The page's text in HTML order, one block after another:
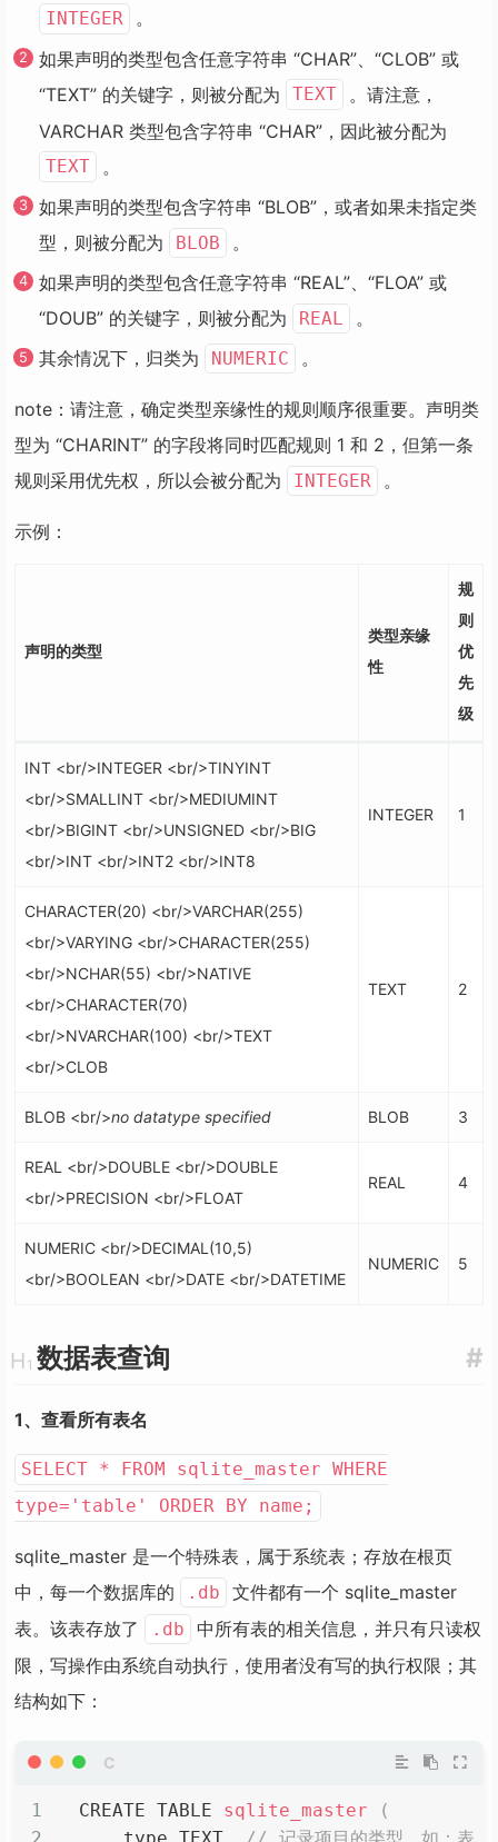
INTEGER
。
如果声明的类型包含任意字符串 “CHAR”、“CLOB” 或
“TEXT” 的关键字，则被分配为
TEXT
。请注意，
VARCHAR 类型包含字符串 “CHAR”，因此被分配为
TEXT
。
如果声明的类型包含字符串 “BLOB”，或者如果未指定类
型，则被分配为
BLOB
。
如果声明的类型包含任意字符串 “REAL”、“FLOA” 或
“DOUB” 的关键字，则被分配为
REAL
。
其余情况下，归类为
NUMERIC 。
note：请注意，确定类型亲缘性的规则顺序很重要。声明类
型为 “CHARINT” 的字段将同时匹配规则 1 和 2，但第一条
规则采用优先权，所以会被分配为
INTEGER 。
示例：
声明的类型
类型亲缘
性
规
则
优
先
级
INT <br/>INTEGER <br/>TINYINT
<br/>SMALLINT <br/>MEDIUMINT
<br/>BIGINT <br/>UNSIGNED <br/>BIG
<br/>INT <br/>INT2 <br/>INT8
INTEGER 1
CHARACTER(20) <br/>VARCHAR(255)
<br/>VARYING <br/>CHARACTER(255)
<br/>NCHAR(55) <br/>NATIVE
<br/>CHARACTER(70)
<br/>NVARCHAR(100) <br/>TEXT
<br/>CLOB
TEXT 2
BLOB <br/>no datatype specified BLOB 3
REAL <br/>DOUBLE <br/>DOUBLE
<br/>PRECISION <br/>FLOAT
REAL 4
NUMERIC <br/>DECIMAL(10,5)
<br/>BOOLEAN <br/>DATE <br/>DATETIME
NUMERIC 5
#
数据表查询
1、查看所有表名
SELECT * FROM sqlite_master WHERE
type='table' ORDER BY name;
sqlite_master 是一个特殊表，属于系统表；存放在根页
中，每一个数据库的
.db
文件都有一个 sqlite_master
表。该表存放了
.db
中所有表的相关信息，并只有只读权
限，写操作由系统自动执行，使用者没有写的执行权限；其
结构如下：
CREATE TABLE sqlite_master
(